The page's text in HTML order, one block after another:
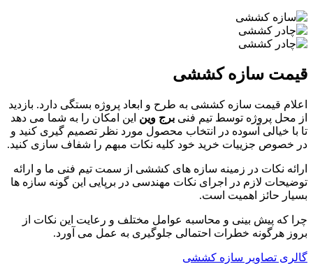
قیمت سازه کششی
اعلام قیمت سازه کششی به طرح و ابعاد پروژه بستگی دارد. بازدید
از محل پروژه توسط تیم فنی برج وین این امکان را به شما می دهد
تا با خیالی آسوده در انتخاب محصول مورد نظر تصمیم گیری کنید و
در خصوص جزییات خرید خود کلیه نکات مبهم را شفاف سازی کنید.
ارائه نکات در زمینه سازه های کششی از سمت تیم فنی ما و ارائه
توضیحات لازم در اجرای نکات مهندسی در برپایی این گونه سازه ها
بسیار حائز اهمیت است.
چرا که پیش بینی و محاسبه عوامل مختلف و رعایت این نکات از
بروز هرگونه خطرات احتمالی جلوگیری به عمل می آورد.
گالری تصاویر سازه کششی